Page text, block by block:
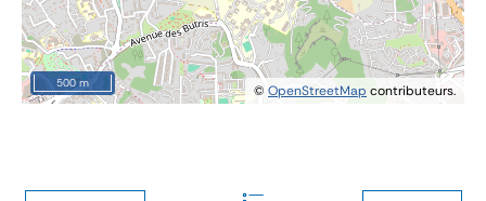
© OpenStreetMap contributeurs.
500 m